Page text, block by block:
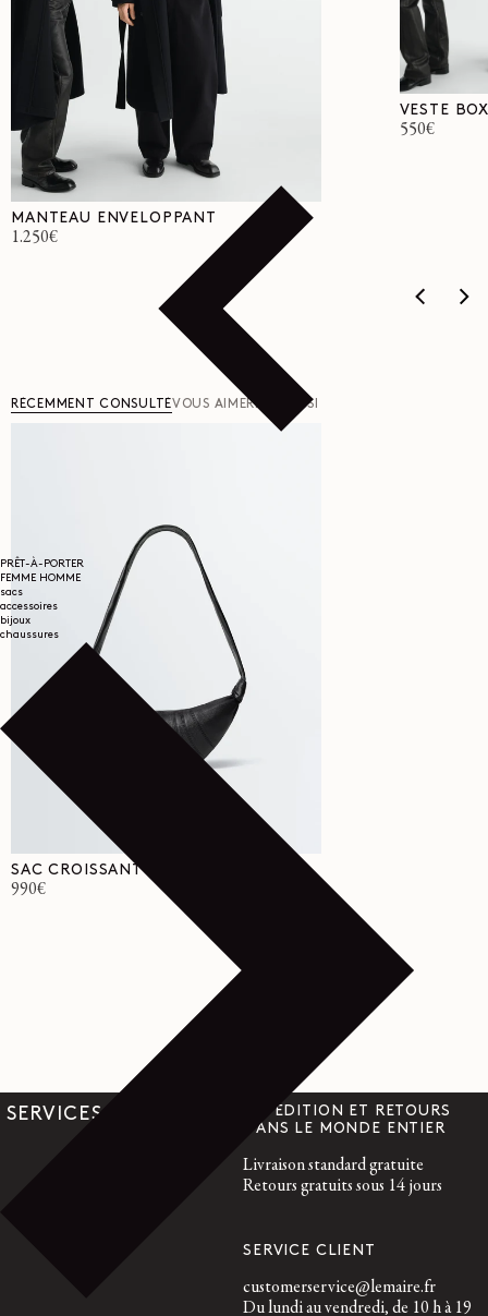
PRÊT-À-PORTER
FEMME HOMME
sacs
accessoires
bijoux
chaussures
MANTEAU ENVELOPPANT
Prix
1.250€
VESTE
Prix
550€
RÉCEMMENT CONSULTÉVOUS AIMERIEZ AUSSI
SAC CROISSANT PETIT MODÈLE
Prix
990€
SERVICES
EXPÉDITION ET RETOURS
DANS LE MONDE ENTIER
Livraison standard gratuite
Retours gratuits sous 14 jours
SERVICE CLIENT
customerservice@lemaire.fr
Du lundi au vendredi, de 10 h à 19